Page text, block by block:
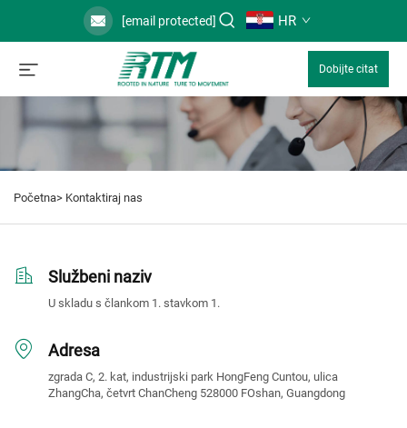
[email protected] HR
Dobijte citat
Početna> Kontaktiraj nas
Službeni naziv
U skladu s člankom 1. stavkom 1.
Adresa
zgrada C, 2. kat, industrijski park HongFeng Cuntou, ulica
ZhangCha, četvrt ChanCheng 528000 FOshan, Guangdong